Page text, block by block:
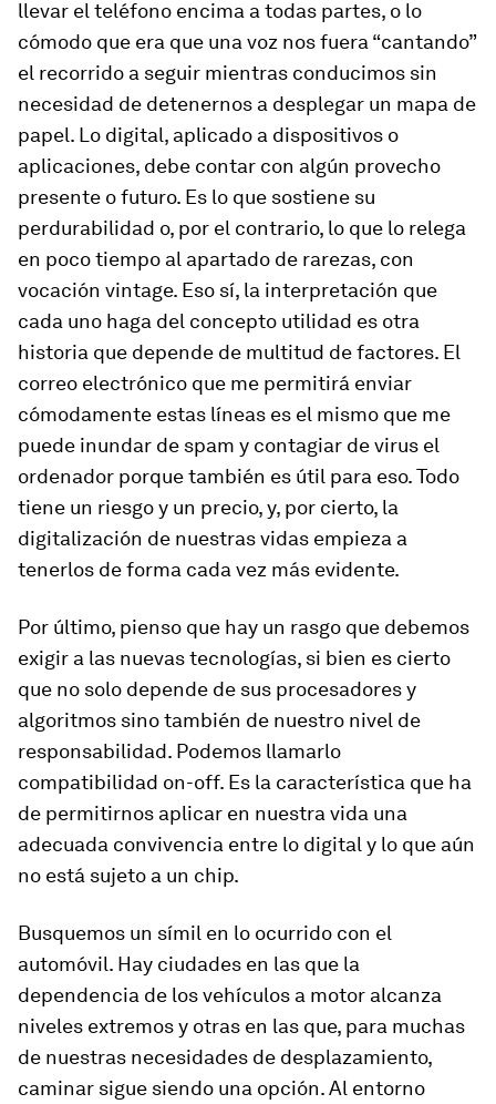
llevar el teléfono encima a todas partes, o lo
cómodo que era que una voz nos fuera “cantando”
el recorrido a seguir mientras conducimos sin
necesidad de detenernos a desplegar un mapa de
papel. Lo digital, aplicado a dispositivos o
aplicaciones, debe contar con algún provecho
presente o futuro. Es lo que sostiene su
perdurabilidad o, por el contrario, lo que lo relega
en poco tiempo al apartado de rarezas, con
vocación vintage. Eso sí, la interpretación que
cada uno haga del concepto utilidad es otra
historia que depende de multitud de factores. El
correo electrónico que me permitirá enviar
cómodamente estas líneas es el mismo que me
puede inundar de spam y contagiar de virus el
ordenador porque también es útil para eso. Todo
tiene un riesgo y un precio, y, por cierto, la
digitalización de nuestras vidas empieza a
tenerlos de forma cada vez más evidente.
Por último, pienso que hay un rasgo que debemos
exigir a las nuevas tecnologías, si bien es cierto
que no solo depende de sus procesadores y
algoritmos sino también de nuestro nivel de
responsabilidad. Podemos llamarlo
compatibilidad on-off. Es la característica que ha
de permitirnos aplicar en nuestra vida una
adecuada convivencia entre lo digital y lo que aún
no está sujeto a un chip.
Busquemos un símil en lo ocurrido con el
automóvil. Hay ciudades en las que la
dependencia de los vehículos a motor alcanza
niveles extremos y otras en las que, para muchas
de nuestras necesidades de desplazamiento,
caminar sigue siendo una opción. Al entorno